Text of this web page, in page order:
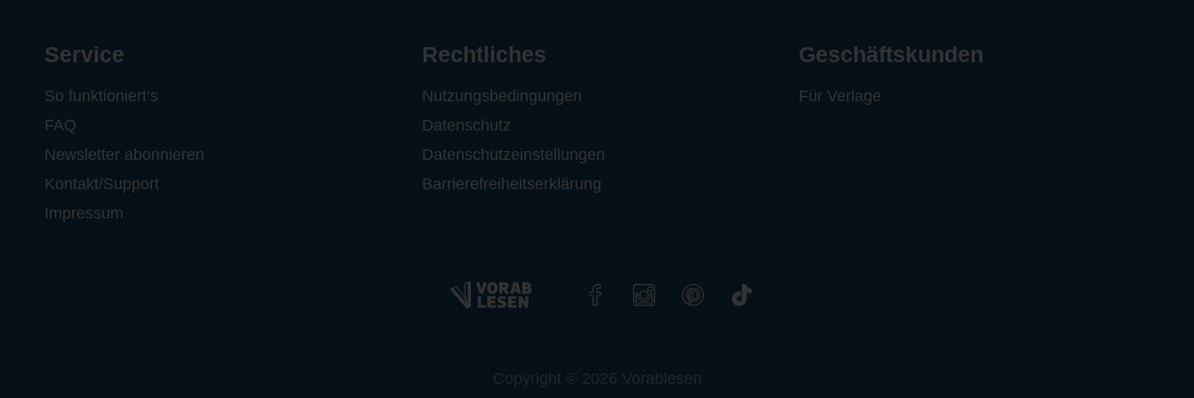
Service
So funktioniert‘s
FAQ
Newsletter abonnieren
Kontakt/Support
Impressum
Rechtliches
Nutzungsbedingungen
Datenschutz
Datenschutzeinstellungen
Barrierefreiheitserklärung
Geschäftskunden
Für Verlage
Copyright © 2026 Vorablesen